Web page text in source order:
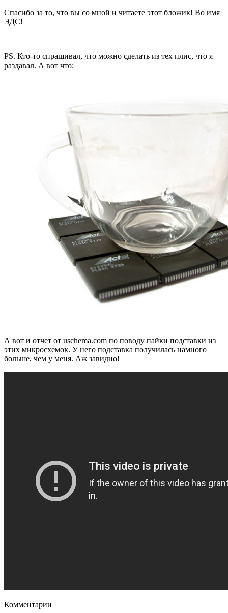
Спасибо за то, что вы со мной и читаете этот бложик! Во имя
ЭДС!
PS. Кто-то спрашивал, что можно сделать из тех плис, что я
раздавал. А вот что:
А вот и отчет от uschema.com по поводу пайки подставки из
этих микросхемок. У него подставка получилась намного
больше, чем у меня. Аж завидно!
Комментарии